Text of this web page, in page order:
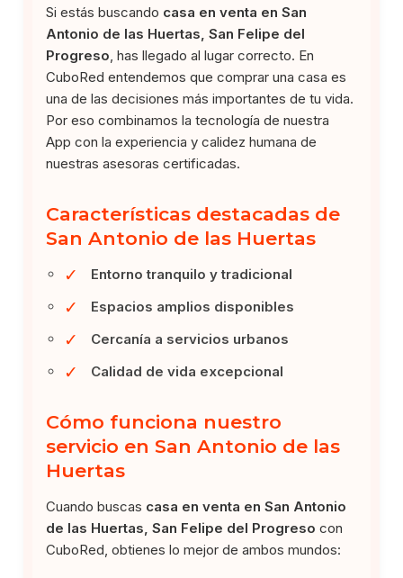
Si estás buscando casa en venta en San
Antonio de las Huertas, San Felipe del
Progreso , has llegado al lugar correcto. En
CuboRed entendemos que comprar una casa es
una de las decisiones más importantes de tu vida.
Por eso combinamos la tecnología de nuestra
App con la experiencia y calidez humana de
nuestras asesoras certificadas.
Características destacadas de
San Antonio de las Huertas
✓ Entorno tranquilo y tradicional
✓ Espacios amplios disponibles
✓ Cercanía a servicios urbanos
✓ Calidad de vida excepcional
Cómo funciona nuestro
servicio en San Antonio de las
Huertas
Cuando buscas casa en venta en San Antonio
de las Huertas, San Felipe del Progreso con
CuboRed, obtienes lo mejor de ambos mundos: